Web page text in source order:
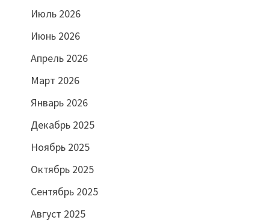
Июль 2026
Июнь 2026
Апрель 2026
Март 2026
Январь 2026
Декабрь 2025
Ноябрь 2025
Октябрь 2025
Сентябрь 2025
Август 2025